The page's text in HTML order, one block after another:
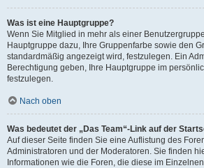
Was ist eine Hauptgruppe?
Wenn Sie Mitglied in mehr als einer
Hauptgruppe dazu, Ihre Gruppenfarbe sowie den
standardmäßig angezeigt wird, festzulegen. Ein
Berechtigung geben, Ihre Hauptgruppe im
festzulegen.
Nach oben
Was bedeutet der „Das Team“-Link auf der
Auf dieser Seite finden Sie eine Auflistung des
Administratoren und der Moderatoren. Sie finden
Informationen wie die Foren, die diese im